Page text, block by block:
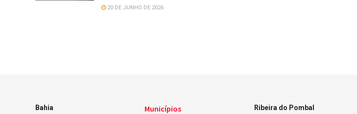
20 DE JUNHO DE 2026
Bahia
Municípios
Ribeira do Pombal